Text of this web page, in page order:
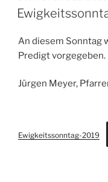
AM
An diesem Sonntag
Predigt vorgegeben.
Jürgen Meyer,
Ewigkeitssonntag-2019